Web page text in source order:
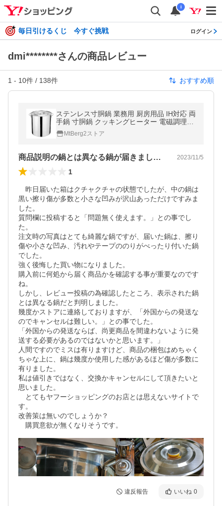
i
毎日引けるくじ 今すぐ挑戦 ログイン
dmi********さんの商品レビュー
1 - 10件 / 138件 おすすめ順
ステンレス寸胴鍋 業務用 厨房用品 IH対応 両
手鍋 寸胴鍋 クッキングヒーター 電磁調理器
ガスコンロ鍋ふた付き付きスープ鍋ハンドル
付き20cm / 25cm /30cmお手
MtBerg2ストア
商品説明の鍋とは異なる鍋が届きました。 2023/11/5
1
昨日届いた箱はクチャクチャの状態でしたが、中の鍋は
黒い擦り傷が多数と小さな凹みが沢山あっただけですみま
した。
質問欄に投稿すると「問題無く使えます。」との事でし
た。
注文時の写真はとても綺麗な鍋ですが、届いた鍋は、擦り
傷や小さな凹み、汚れやテープののりがべったり付いた鍋
でした。
強く後悔した買い物になりました。
購入前に何処から届く商品かを確認する事が重要なのです
ね。
しかし、レビュー投稿の為確認したところ、表示された鍋
とは異なる鍋だと判明しました。
幾度かストアに連絡しておりますが、「外国からの発送な
のでキャンセルは難しい。」との事でした。
「外国からの発送ならば、尚更商品を間違わないように発
送する必要があるのではないかと思います。」
人間ですのでミスは有りますけど、商品の梱包はめちゃく
ちゃな上に、鍋は幾度か使用した感があるほど傷が多数に
有りました。
私は値引きではなく、交換かキャンセルにして頂きたいと
思いました。
とてもヤフーショッピングのお店とは思えないサイトで
す。
改善策は無いのでしょうか？
違反報告 いいね 0